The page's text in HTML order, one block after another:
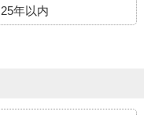
25年以内